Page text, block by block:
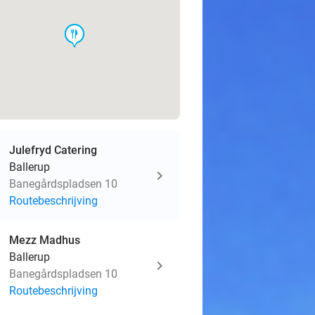
food
food
Julefryd Catering
Ballerup
Banegårdspladsen 10
Routebeschrijving
Mezz Madhus
Ballerup
Banegårdspladsen 10
Routebeschrijving